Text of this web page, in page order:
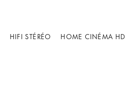
HIFI STÉRÉO HOME CINÉMA HD